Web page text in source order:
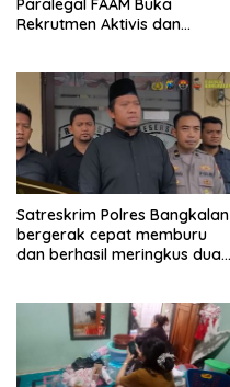
Paralegal FAAM Buka
Rekrutmen Aktivis dan
Satreskrim Polres Bangkalan
bergerak cepat memburu
dan berhasil meringkus dua
Sidoarjo dan HP (25) warga
Tulungagung.